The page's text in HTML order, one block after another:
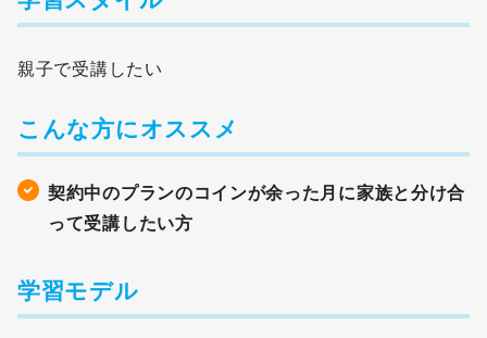
親子で受講したい
こんな方にオススメ
契約中のプランのコインが余った月に家族と分け合
って受講したい方
学習モデル